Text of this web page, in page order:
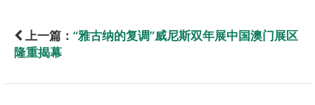
上一篇： “雅古纳的复调”威尼斯双年展中国澳门展区
隆重揭幕